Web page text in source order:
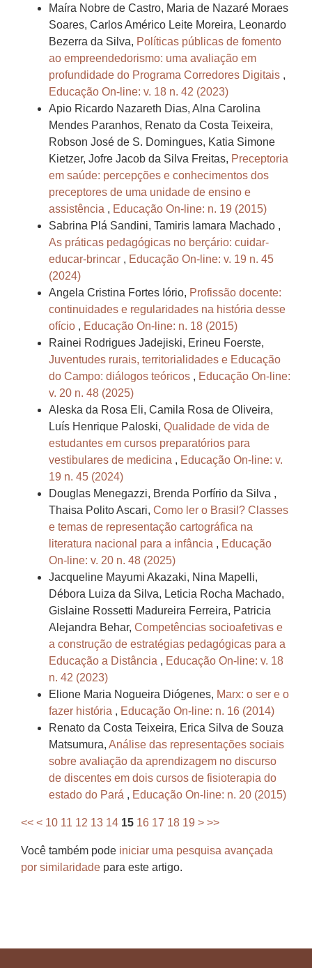
Maíra Nobre de Castro, Maria de Nazaré Moraes
Soares, Carlos Américo Leite Moreira, Leonardo
Bezerra da Silva, Políticas públicas de fomento
ao empreendedorismo: uma avaliação em
profundidade do Programa Corredores Digitais ,
Educação On-line: v. 18 n. 42 (2023)
Apio Ricardo Nazareth Dias, Alna Carolina
Mendes Paranhos, Renato da Costa Teixeira,
Robson José de S. Domingues, Katia Simone
Kietzer, Jofre Jacob da Silva Freitas, Preceptoria
em saúde: percepções e conhecimentos dos
preceptores de uma unidade de ensino e
assistência , Educação On-line: n. 19 (2015)
Sabrina Plá Sandini, Tamiris Iamara Machado ,
As práticas pedagógicas no berçário: cuidar-
educar-brincar , Educação On-line: v. 19 n. 45
(2024)
Angela Cristina Fortes Iório, Profissão docente:
continuidades e regularidades na história desse
ofício , Educação On-line: n. 18 (2015)
Rainei Rodrigues Jadejiski, Erineu Foerste,
Juventudes rurais, territorialidades e Educação
do Campo: diálogos teóricos , Educação On-line:
v. 20 n. 48 (2025)
Aleska da Rosa Eli, Camila Rosa de Oliveira,
Luís Henrique Paloski, Qualidade de vida de
estudantes em cursos preparatórios para
vestibulares de medicina , Educação On-line: v.
19 n. 45 (2024)
Douglas Menegazzi, Brenda Porfírio da Silva ,
Thaisa Polito Ascari, Como ler o Brasil? Classes
e temas de representação cartográfica na
literatura nacional para a infância , Educação
On-line: v. 20 n. 48 (2025)
Jacqueline Mayumi Akazaki, Nina Mapelli,
Débora Luiza da Silva, Leticia Rocha Machado,
Gislaine Rossetti Madureira Ferreira, Patricia
Alejandra Behar, Competências socioafetivas e
a construção de estratégias pedagógicas para a
Educação a Distância , Educação On-line: v. 18
n. 42 (2023)
Elione Maria Nogueira Diógenes, Marx: o ser e o
fazer história , Educação On-line: n. 16 (2014)
Renato da Costa Teixeira, Erica Silva de Souza
Matsumura, Análise das representações sociais
sobre avaliação da aprendizagem no discurso
de discentes em dois cursos de fisioterapia do
estado do Pará , Educação On-line: n. 20 (2015)
<< < 10 11 12 13 14 15 16 17 18 19 > >>
Você também pode iniciar uma pesquisa avançada
por similaridade para este artigo.